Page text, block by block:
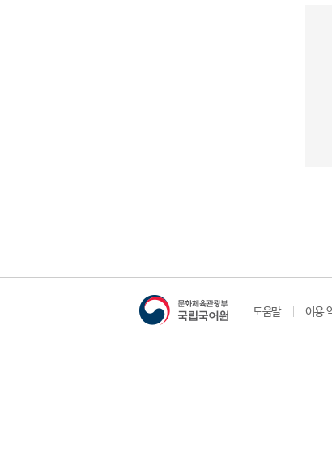
도움말 이용